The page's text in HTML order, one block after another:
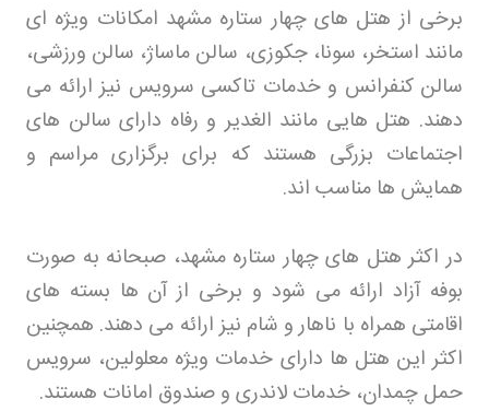
برخی از هتل های چهار ستاره مشهد امکانات ویژه ای
مانند استخر، سونا، جکوزی، سالن ماساژ، سالن ورزشی،
سالن کنفرانس و خدمات تاکسی سرویس نیز ارائه می
دهند. هتل هایی مانند الغدیر و رفاه دارای سالن های
اجتماعات بزرگی هستند که برای برگزاری مراسم و
همایش ها مناسب اند.
در اکثر هتل های چهار ستاره مشهد، صبحانه به صورت
بوفه آزاد ارائه می شود و برخی از آن ها بسته های
اقامتی همراه با ناهار و شام نیز ارائه می دهند. همچنین
اکثر این هتل ها دارای خدمات ویژه معلولین، سرویس
حمل چمدان، خدمات لاندری و صندوق امانات هستند.